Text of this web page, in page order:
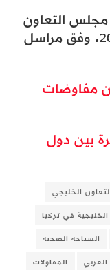
مجلس التعاون
الخليجي 31.5 مليار دولار عام 2023، وفق مراسل
مفاوضات
بين دول
الخليجي
في تركيا
السياحة الصحية
المقاولات